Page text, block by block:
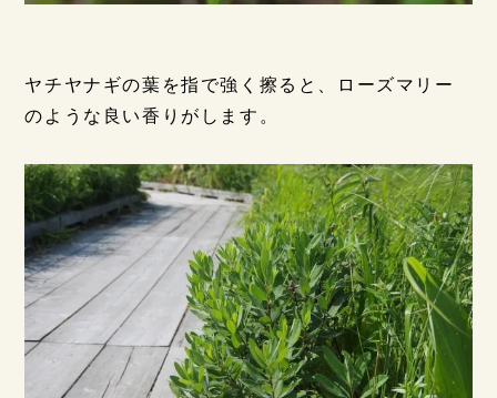
ヤチヤナギの葉を指で強く擦ると、ローズマリー
のような良い香りがします。